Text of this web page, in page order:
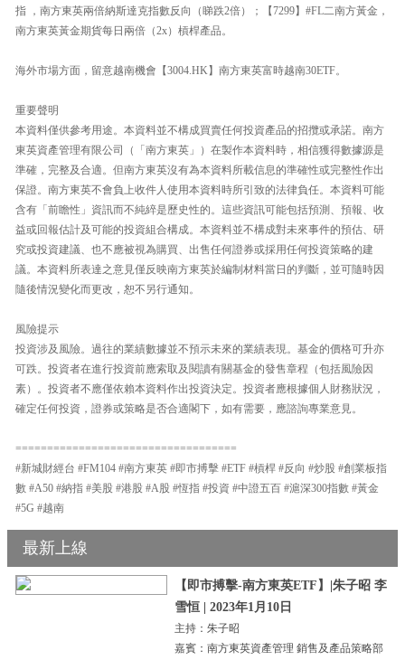
指 ，南方東英兩倍納斯達克指數反向（睇跌2倍）；【7299】#FL二南方黃金，
南方東英黃金期貨每日兩倍（2x）槓桿產品。
海外市場方面，留意越南機會【3004.HK】南方東英富時越南30ETF。
重要聲明
本資料僅供參考用途。本資料並不構成買賣任何投資產品的招攬或承諾。南方
東英資產管理有限公司（「南方東英」）在製作本資料時，相信獲得數據源是
準確，完整及合適。但南方東英沒有為本資料所載信息的準確性或完整性作出
保證。南方東英不會負上收件人使用本資料時所引致的法律負任。本資料可能
含有「前瞻性」資訊而不純綷是歷史性的。這些資訊可能包括預測、預報、收
益或回報估計及可能的投資組合構成。本資料並不構成對未來事件的預估、研
究或投資建議、也不應被視為購買、出售任何證券或採用任何投資策略的建
議。本資料所表達之意見僅反映南方東英於編制材料當日的判斷，並可隨時因
隨後情況變化而更改，恕不另行通知。
風險提示
投資涉及風險。過往的業績數據並不預示未來的業績表現。基金的價格可升亦
可跌。投資者在進行投資前應索取及閱讀有關基金的發售章程（包括風險因
素）。投資者不應僅依賴本資料作出投資決定。投資者應根據個人財務狀況，
確定任何投資，證券或策略是否合適閣下，如有需要，應諮詢專業意見。
===================================
#新城財經台 #FM104 #南方東英 #即市搏擊 #ETF #槓桿 #反向 #炒股 #創業板指
數 #A50 #納指 #美股 #港股 #A股 #恆指 #投資 #中證五百 #滬深300指數 #黃金
#5G #越南
最新上線
【即市搏擊-南方東英ETF】|朱子昭 李
雪恒 | 2023年1月10日
主持：朱子昭
嘉賓：南方東英資產管理 銷售及產品策略部